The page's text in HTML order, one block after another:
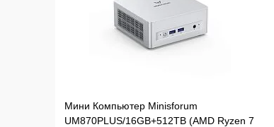
В избранное К сравнению
Мини Компьютер Minisforum
UM870PLUS/16GB+512TB (AMD Ryzen 7